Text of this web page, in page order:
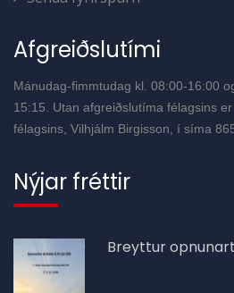
Afgreiðslutími
Mánudag-fimmtudag kl. 08:00-16:00
15:15. Utan afgreiðslutíma félagsins
félagsins, Vilhjálm Birgisson, í síma
Nýjar fréttir
Breyttur